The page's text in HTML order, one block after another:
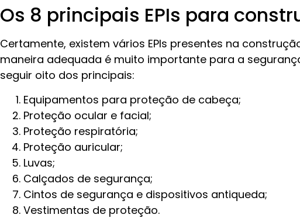
Os 8 principais EPIs para
Certamente, existem vários EPIs presentes na
maneira adequada é muito importante para a
seguir oito dos principais:
Equipamentos para proteção de cabeça;
Proteção ocular e facial;
Proteção respiratória;
Proteção auricular;
Luvas;
Calçados de segurança;
Cintos de segurança e dispositivos antiqueda;
Vestimentas de proteção.